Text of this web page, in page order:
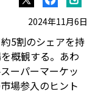
2024年11月6日
5割のシェアを持
概観する。あわ
ーパーマーケッ
場参入のヒント